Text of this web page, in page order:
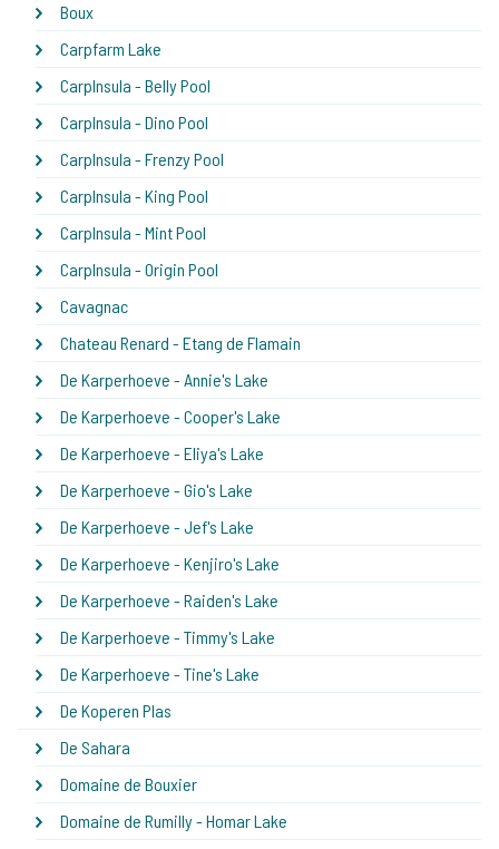
Boux
Carpfarm Lake
CarpInsula - Belly Pool
CarpInsula - Dino Pool
CarpInsula - Frenzy Pool
CarpInsula - King Pool
CarpInsula - Mint Pool
CarpInsula - Origin Pool
Cavagnac
Chateau Renard - Etang de Flamain
De Karperhoeve - Annie's Lake
De Karperhoeve - Cooper's Lake
De Karperhoeve - Eliya's Lake
De Karperhoeve - Gio's Lake
De Karperhoeve - Jef's Lake
De Karperhoeve - Kenjiro's Lake
De Karperhoeve - Raiden's Lake
De Karperhoeve - Timmy's Lake
De Karperhoeve - Tine's Lake
De Koperen Plas
De Sahara
Domaine de Bouxier
Domaine de Rumilly - Homar Lake